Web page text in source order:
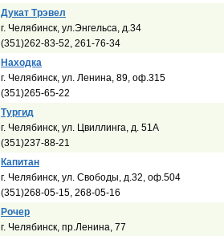
Дукат Трэвел
г. Челябинск, ул.Энгельса, д.34
(351)262-83-52, 261-76-34
Находка
г. Челябинск, ул. Ленина, 89, оф.315
(351)265-65-22
Тургид
г. Челябинск, ул. Цвиллинга, д. 51А
(351)237-88-21
Капитан
г. Челябинск, ул. Свободы, д.32, оф.504
(351)268-05-15, 268-05-16
Рочер
г. Челябинск, пр.Ленина, 77